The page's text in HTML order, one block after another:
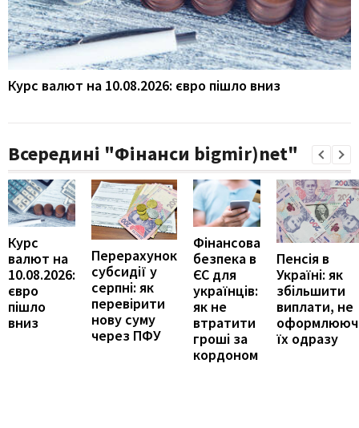
Курс валют на 10.08.2026: євро пішло вниз
Всередині "Фінанси bigmir)net"
Курс
валют на
10.08.2026:
євро
пішло
вниз
Перерахунок
субсидії у
серпні: як
перевірити
нову суму
через ПФУ
Фінансова
безпека в
ЄС для
українців:
як не
втратити
гроші за
кордоном
Пенсія в
Україні: як
збільшити
виплати, не
їх одразу